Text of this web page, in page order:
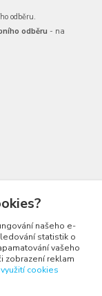
odběru.
odběru - na
našeho e-
statistik o
vašeho
zobrazení reklam
cookies